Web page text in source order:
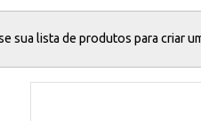
sua lista de produtos para criar